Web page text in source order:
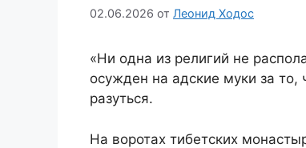
02.06.2026 от Леонид Ходос
«Ни одна из религий не
осужден на адские муки за
разуться.
На воротах тибетских